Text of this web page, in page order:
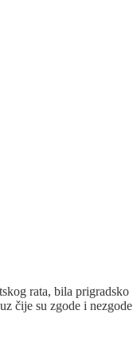
rata, bila prigradsko
čije su zgode i nezgode